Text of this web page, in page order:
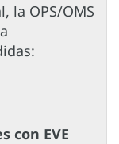
la OPS/OMS
con EVE